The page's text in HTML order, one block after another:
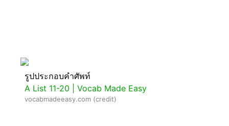
รูปประกอบคำศัพท์
A List 11-20 | Vocab Made Easy
vocabmadeeasy.com (credit)